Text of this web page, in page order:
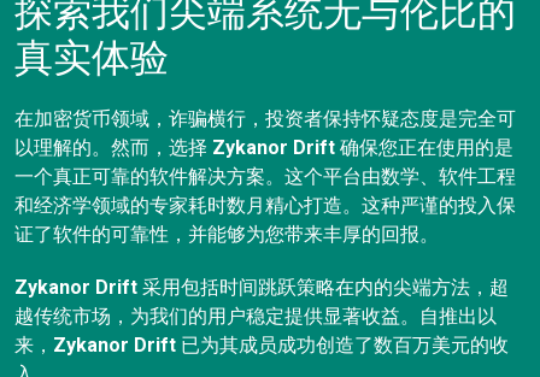
探索我们尖端系统无与伦比的
真实体验
在加密货币领域，诈骗横行，投资者保持怀疑态度是完全可
以理解的。然而，选择 Zykanor Drift 确保您正在使用的是
一个真正可靠的软件解决方案。这个平台由数学、软件工程
和经济学领域的专家耗时数月精心打造。这种严谨的投入保
证了软件的可靠性，并能够为您带来丰厚的回报。
Zykanor Drift 采用包括时间跳跃策略在内的尖端方法，超
越传统市场，为我们的用户稳定提供显著收益。自推出以
来， Zykanor Drift 已为其成员成功创造了数百万美元的收